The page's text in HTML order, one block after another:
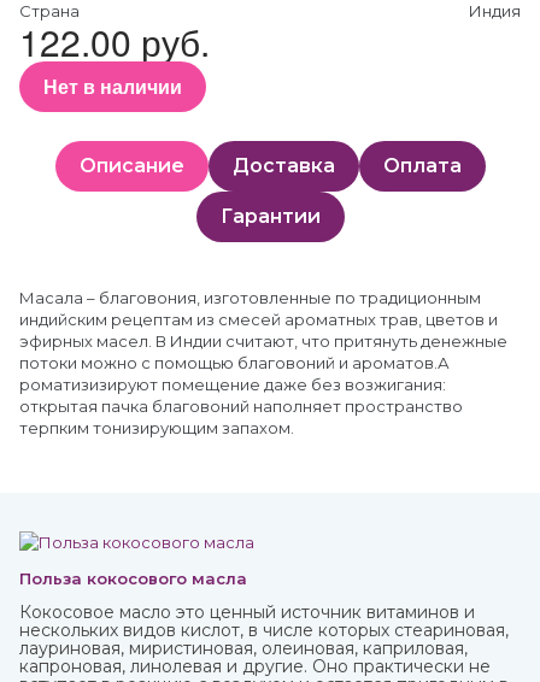
Страна
Индия
122.00 руб.
Нет в наличии
Описание Доставка Оплата
Гарантии
Масала – благовония, изготовленные по традиционным
индийским рецептам из смесей ароматных трав, цветов и
эфирных масел. В Индии считают, что притянуть денежные
потоки можно с помощью благовоний и ароматов.А
роматизизируют помещение даже без возжигания:
открытая пачка благовоний наполняет пространство
терпким тонизирующим запахом.
Польза кокосового масла
Кокосовое масло это ценный источник витаминов и
нескольких видов кислот, в числе которых стеариновая,
лауриновая, миристиновая, олеиновая, каприловая,
капроновая, линолевая и другие. Оно практически не